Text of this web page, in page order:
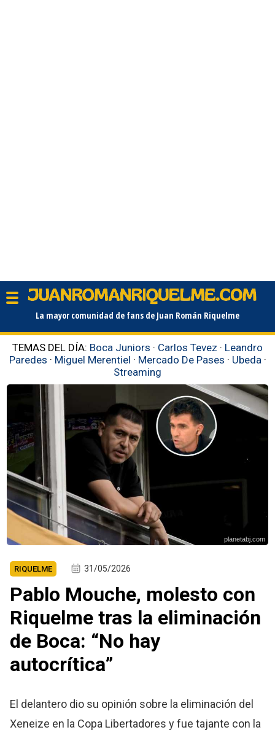
La mayor comunidad de fans de Juan Román Riquelme
TEMAS DEL DÍA: Boca Juniors · Carlos Tevez · Leandro
Paredes · Miguel Merentiel · Mercado De Pases · Ubeda ·
Streaming
planetabj.com
RIQUELME 31/05/2026
Pablo Mouche, molesto con
Riquelme tras la eliminación
de Boca: “No hay
autocrítica”
El delantero dio su opinión sobre la eliminación del
Xeneize en la Copa Libertadores y fue tajante con la